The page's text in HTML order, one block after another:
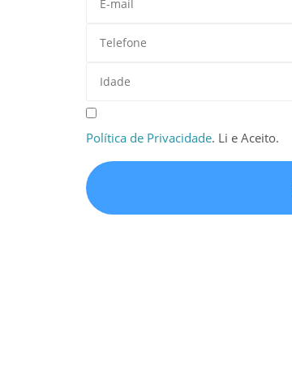
Política de Privacidade. Li e Aceito.